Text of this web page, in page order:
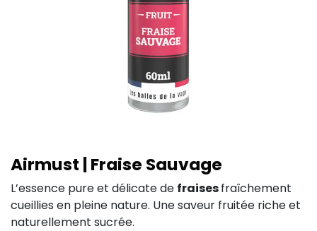
Airmust | Fraise Sauvage
L’essence pure et délicate de fraisesfraîchement
cueillies en pleine nature. Une saveur fruitée riche et
naturellement sucrée.